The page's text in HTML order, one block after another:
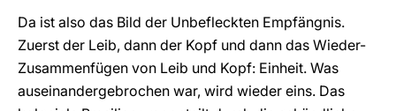
Da ist also das Bild der Unbefleckten Empfängnis.
Zuerst der Leib, dann der Kopf und dann das Wieder-
Zusammenfügen von Leib und Kopf: Einheit. Was
auseinandergebrochen war, wird wieder eins. Das